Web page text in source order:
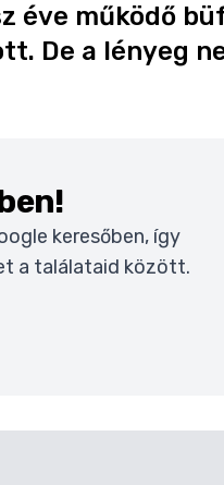
éve működő
De a lényeg
keresőben, így
a találataid között.